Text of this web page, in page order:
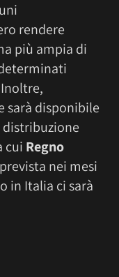
rendere
più ampia di
sarà disponibile
distribuzione
cui Regno
nei mesi
in Italia ci sarà